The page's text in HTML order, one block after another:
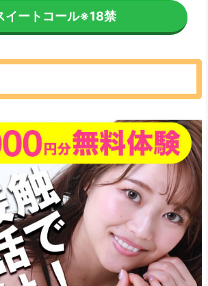
イートコール※18禁